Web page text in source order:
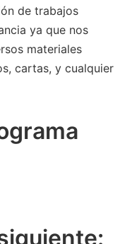
de trabajos
ya que nos
materiales
cartas, y cualquier